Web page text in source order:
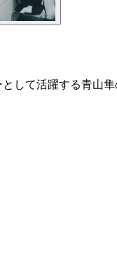
して活躍する青山